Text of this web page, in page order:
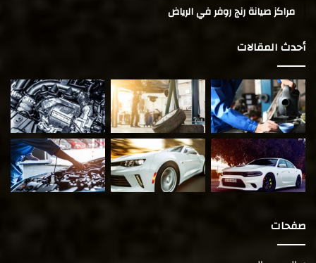
مراكز صيانة رنج روفر في الرياض
أحدث المقالات
صفحات